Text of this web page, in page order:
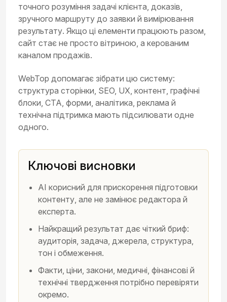
точного розуміння задачі клієнта, доказів,
зручного маршруту до заявки й вимірювання
результату. Якщо ці елементи працюють разом,
сайт стає не просто вітриною, а керованим
каналом продажів.
WebTop допомагає зібрати цю систему:
структура сторінки, SEO, UX, контент, графічні
блоки, CTA, форми, аналітика, реклама й
технічна підтримка мають підсилювати одне
одного.
Ключові висновки
AI корисний для прискорення підготовки
контенту, але не замінює редактора й
експерта.
Найкращий результат дає чіткий бриф:
аудиторія, задача, джерела, структура,
тон і обмеження.
Факти, ціни, закони, медичні, фінансові й
технічні твердження потрібно перевіряти
окремо.